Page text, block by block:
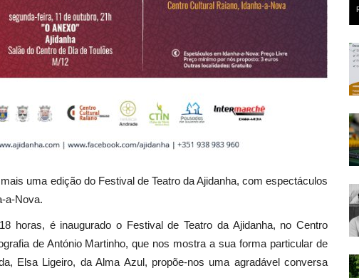
uma edição do Festival de Teatro da Ajidanha, com espectáculos
a-Nova.
horas, é inaugurado o Festival de Teatro da Ajidanha, no Centro
de António Martinho, que nos mostra a sua forma particular de
Elsa Ligeiro, da Alma Azul, propõe-nos uma agradável conversa